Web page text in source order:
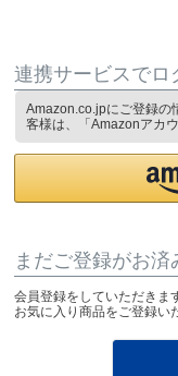
連携サービスでロ
Amazon.co.jpにご登録の
客様は、「Amazonアカ
まだご登録がお
会員登録をしていただきま
お気に入り商品をご登録い